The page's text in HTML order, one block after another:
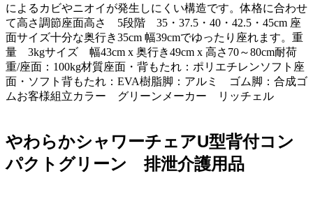
によるカビやニオイが発生しにくい構造です。体格に合わせ
て高さ調節座面高さ 5段階 35・37.5・40・42.5・45cm 座
面サイズ十分な奥行き35cm 幅39cmでゆったり座れます。重
量 3kgサイズ 幅43cm x 奥行き49cm x 高さ70～80cm耐荷
重/座面：100kg材質座面・背もたれ：ポリエチレンソフト座
面・ソフト背もたれ：EVA樹脂脚：アルミ ゴム脚：合成ゴ
ムお客様組立カラー グリーンメーカー リッチェル
やわらかシャワーチェアU型背付コン
パクトグリーン 排泄介護用品